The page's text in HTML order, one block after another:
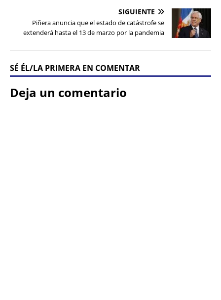
SIGUIENTE
Piñera anuncia que el estado de catástrofe se
extenderá hasta el 13 de marzo por la pandemia
SÉ ÉL/LA PRIMERA EN COMENTAR
Deja un comentario